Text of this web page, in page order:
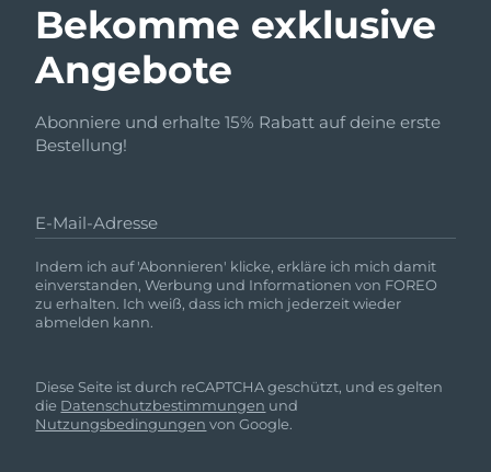
Bekomme exklusive
Angebote
Abonniere und erhalte 15% Rabatt auf deine erste
Bestellung!
E-Mail-Adresse
Indem ich auf 'Abonnieren' klicke, erkläre ich mich damit
einverstanden, Werbung und Informationen von FOREO
zu erhalten. Ich weiß, dass ich mich jederzeit wieder
abmelden kann.
Diese Seite ist durch reCAPTCHA geschützt, und es gelten
die Datenschutzbestimmungen und
Nutzungsbedingungen von Google.